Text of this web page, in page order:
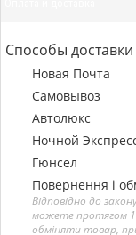
Способы доставки
Новая Почта
Самовывоз
Автолюкс
Ночной
Гюнсел
Повернення і
Відповідно до
можете протягом
обміняти товар,